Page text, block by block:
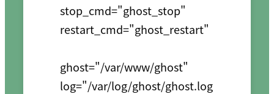
stop_cmd="ghost_stop"
restart_cmd="ghost_restart"
ghost="/var/www/ghost"
log="/var/log/ghost/ghost.log